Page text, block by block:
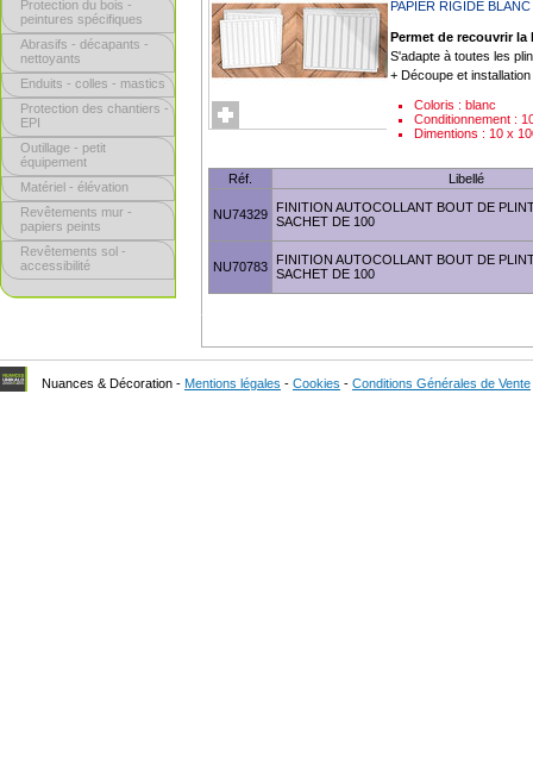
Protection du bois -
peintures spécifiques
Abrasifs - décapants -
nettoyants
Enduits - colles - mastics
Protection des chantiers -
EPI
Outillage - petit
équipement
Matériel - élévation
Revêtements mur -
papiers peints
Revêtements sol -
accessibilité
PAPIER RIGIDE
Permet de recouvrir
S'adapte à toutes les
+ Découpe et
Coloris : blanc
Conditionnement :
Dimentions : 10 x
Réf. Libellé
NU74329
FINITION AUTOCOLLANT BOUT DE
SACHET DE 100
NU70783
FINITION AUTOCOLLANT BOUT DE
SACHET DE 100
Nuances & Décoration - Mentions légales - Cookies - Conditions Générales de Vente